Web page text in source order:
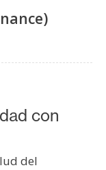
con
del